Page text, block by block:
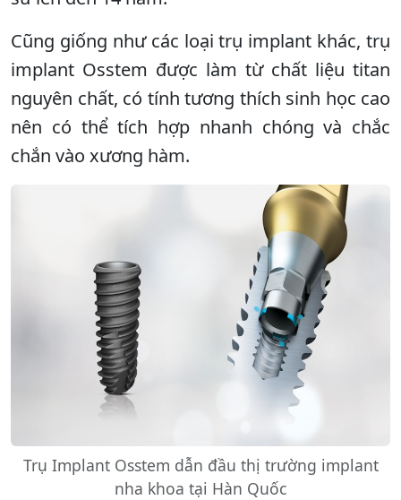
Cũng giống như các loại trụ implant khác, trụ
implant Osstem được làm từ chất liệu titan
nguyên chất, có tính tương thích sinh học cao
nên có thể tích hợp nhanh chóng và chắc
chắn vào xương hàm.
Trụ Implant Osstem dẫn đầu thị trường implant
nha khoa tại Hàn Quốc